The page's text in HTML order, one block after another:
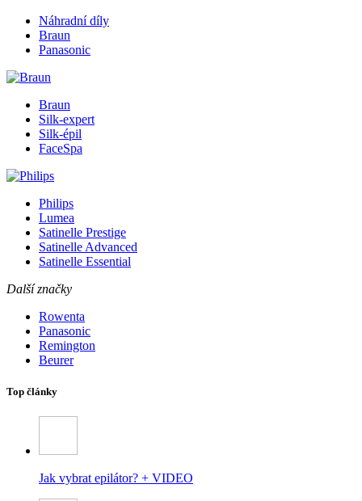
Náhradní díly
Braun
Panasonic
Braun
Silk-expert
Silk-épil
FaceSpa
Philips
Lumea
Satinelle Prestige
Satinelle Advanced
Satinelle Essential
Další značky
Rowenta
Panasonic
Remington
Beurer
Top články
Jak vybrat epilátor? + VIDEO